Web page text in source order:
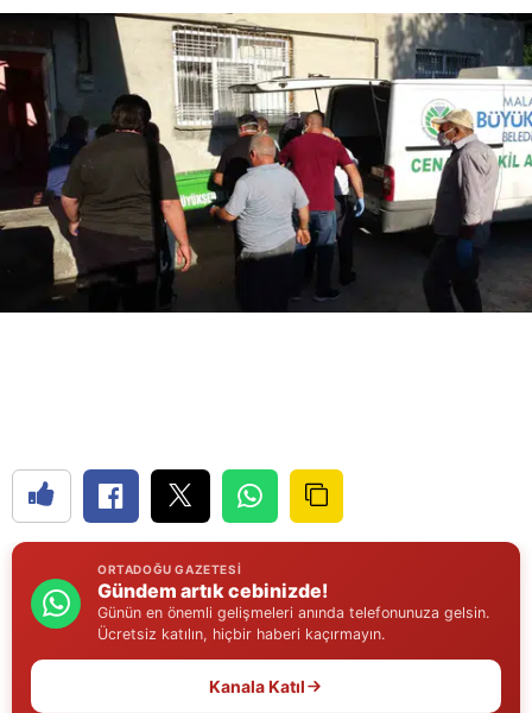
Bingöl
Bitlis
Bolu
Burdur
Bursa
Çanakkale
Çankırı
Edirne
Erzincan
Erzurum
ORTADOĞU GAZETESI
Gündem artık cebinizde!
Günün en önemli gelişmeleri anında telefonunuza gelsin.
Ücretsiz katılın, hiçbir haberi kaçırmayın.
Kanala Katıl